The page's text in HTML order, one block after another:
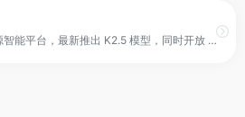
月之暗面旗下的开源智能平台，最新推出 K2.5 模型，同时开放 Agent 集群预览版。平台以视觉编程为核心，结合智能 Agent 技术，支持从像素级网页复刻到专家级办公任务交付，为用户提供可视化、自动化的任务管理与执行能力。